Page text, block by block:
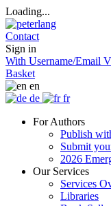
Loading...
Contact
Sign in
With Username/Email
Basket
en
de
fr
For Authors
Publish
Submit
2026
Our Services
Services
Libraries